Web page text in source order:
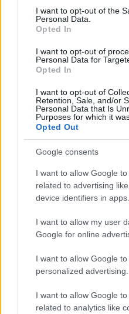
consent section.
I want to opt-out of the
Personal Data.
Opted In
I want to opt-out of
Personal Data for
Opted In
I want to opt-out of
Retention, Sale, and/or
Personal Data that Is
Purposes for which it
Opted Out
Google consents
I want to allow Google
related to advertising
device identifiers in apps.
I want to allow my user
Google for online
I want to allow Google
personalized advertising.
I want to allow Google
related to analytics like
Cantina Rauscedo
in Friuli Venezia Giulia
Ilaria Galli · 3 Ago 2026